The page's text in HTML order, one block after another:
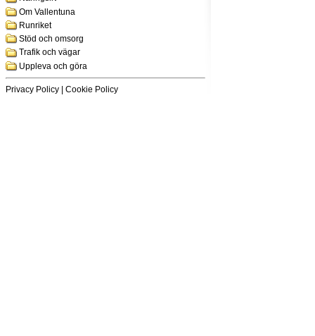
Om Vallentuna
Runriket
Stöd och omsorg
Trafik och vägar
Uppleva och göra
Privacy Policy Cookie Policy